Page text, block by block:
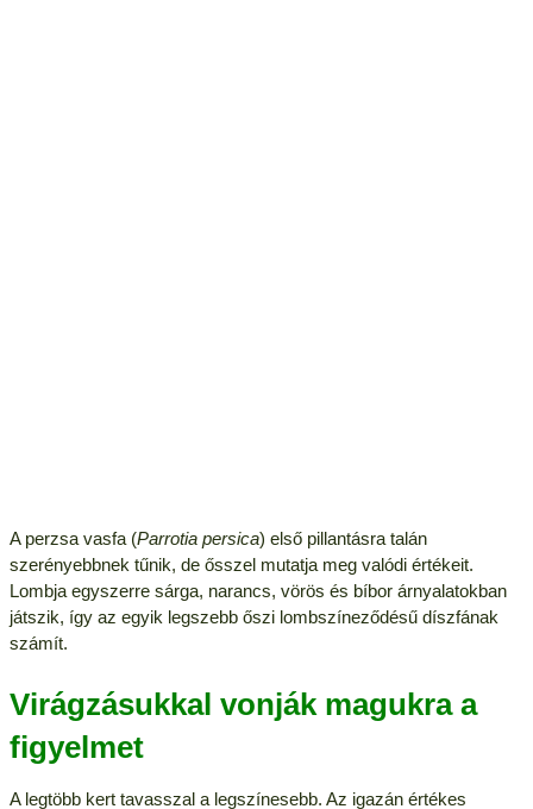
A perzsa vasfa (Parrotia persica) első pillantásra talán
szerényebbnek tűnik, de ősszel mutatja meg valódi értékeit.
Lombja egyszerre sárga, narancs, vörös és bíbor árnyalatokban
játszik, így az egyik legszebb őszi lombszíneződésű díszfának
számít.
Virágzásukkal vonják magukra a
figyelmet
A legtöbb kert tavasszal a legszínesebb. Az igazán értékes